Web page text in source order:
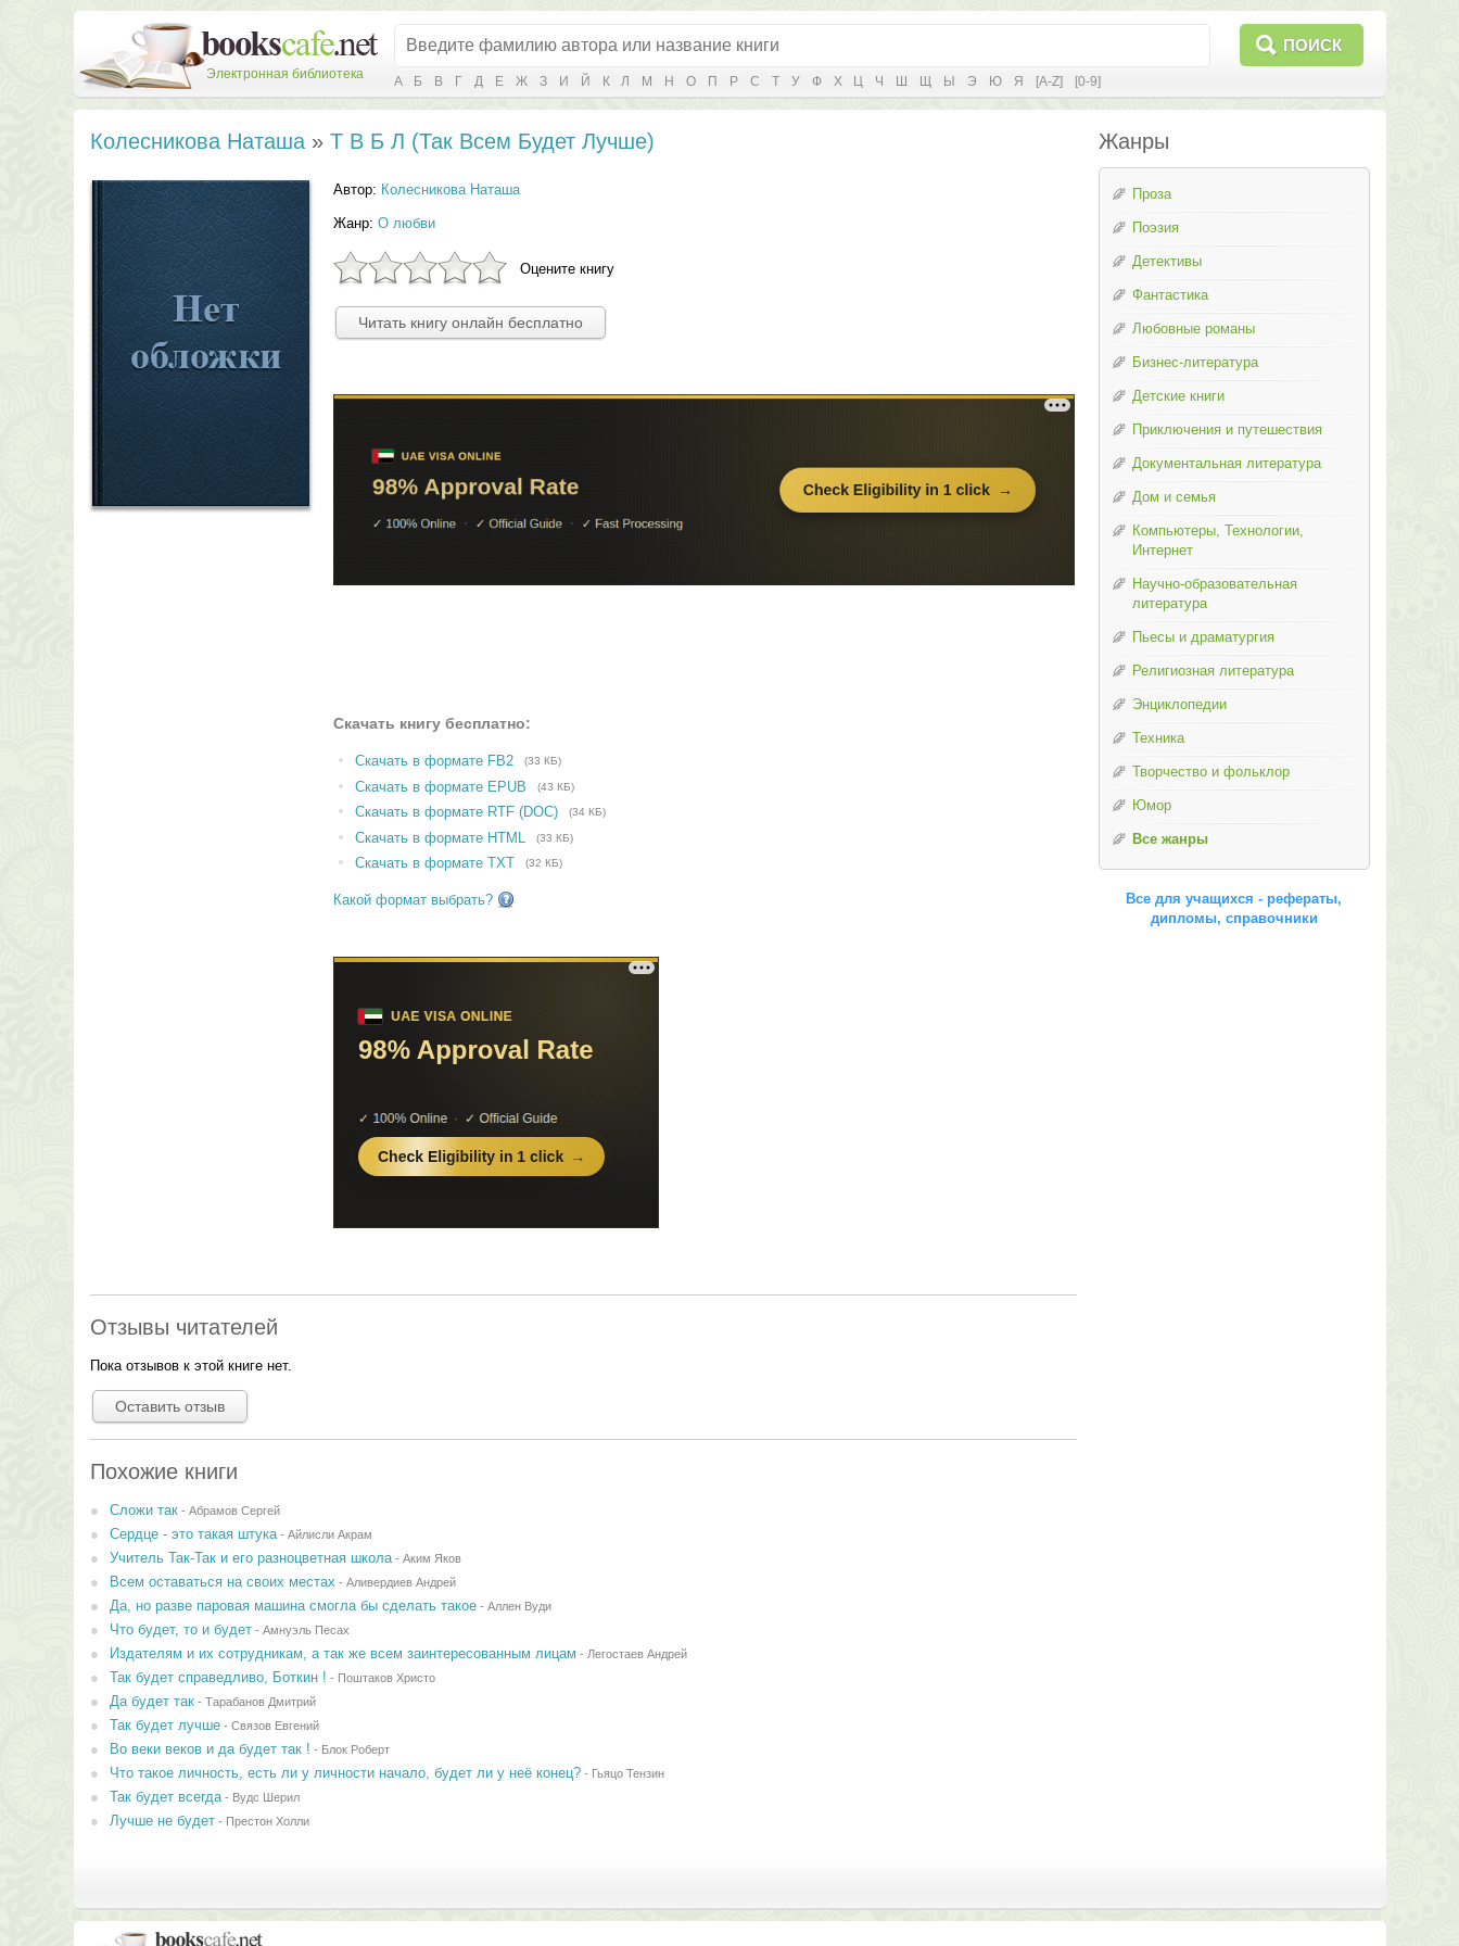
Электронная библиотека
ПОИСК
А Б В Г Д Е Ж З И Й К Л М Н О П Р С Т У Ф Х Ц Ч Ш Щ Ы Э Ю Я [A-Z] [0-9]
Колесникова Наташа» Т В Б Л (Так Всем Будет Лучше)
Автор: Колесникова Наташа
Жанр: О любви
Оцените книгу
Читать книгу онлайн бесплатно
Скачать книгу бесплатно:
Скачать в формате FB2 (33 КБ)
Скачать в формате EPUB (43 КБ)
Скачать в формате RTF (DOC) (34 КБ)
Скачать в формате HTML (33 КБ)
Скачать в формате TXT (32 КБ)
Какой формат выбрать?
Отзывы читателей
Пока отзывов к этой книге нет.
Оставить отзыв
Похожие книги
Сложи так- Абрамов Сергей
Сердце - это такая штука- Айлисли Акрам
Учитель Так-Так и его разноцветная школа- Аким Яков
Всем оставаться на своих местах - Аливердиев Андрей
Да, но разве паровая машина смогла бы сделать такое- Аллен Вуди
Что будет, то и будет- Амнуэль Песах
Издателям и их сотрудникам, а так же всем заинтересованным лицам - Легостаев Андрей
Так будет справедливо, Боткин ! - Поштаков Христо
Да будет так- Тарабанов Дмитрий
Так будет лучше- Связов Евгений
Во веки веков и да будет так ! - Блок Роберт
Что такое личность, есть ли у личности начало, будет ли у неё конец?- Гьяцо Тензин
Так будет всегда- Вудс Шерил
Лучше не будет- Престон Холли
Жанры
Проза
Поэзия
Детективы
Фантастика
Любовные романы
Бизнес-литература
Детские книги
Приключения и путешествия
Документальная литература
Дом и семья
Компьютеры, Технологии,
Интернет
Научно-образовательная
литература
Пьесы и драматургия
Религиозная литература
Энциклопедии
Техника
Творчество и фольклор
Юмор
Все жанры
Все для учащихся - рефераты,
дипломы, справочники